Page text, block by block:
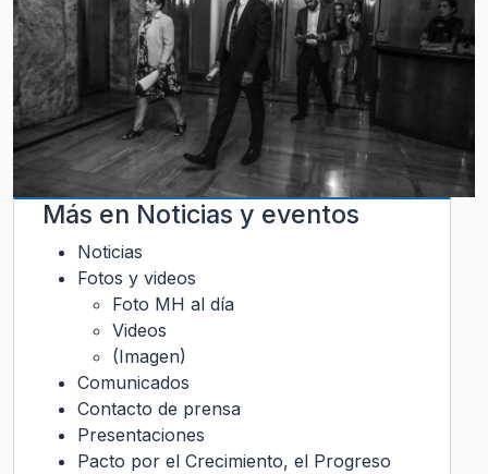
Más en Noticias y eventos
Noticias
Fotos y videos
Foto MH al día
Videos
(Imagen)
Comunicados
Contacto de prensa
Presentaciones
Pacto por el Crecimiento, el Progreso